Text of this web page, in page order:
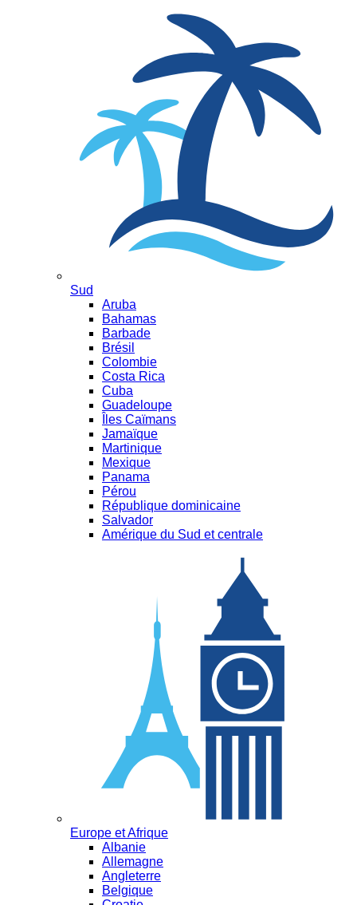
Sud
Aruba
Bahamas
Barbade
Brésil
Colombie
Costa Rica
Cuba
Guadeloupe
Îles Caïmans
Jamaïque
Martinique
Mexique
Panama
Pérou
République dominicaine
Salvador
Amérique du Sud et centrale
Europe et Afrique
Albanie
Allemagne
Angleterre
Belgique